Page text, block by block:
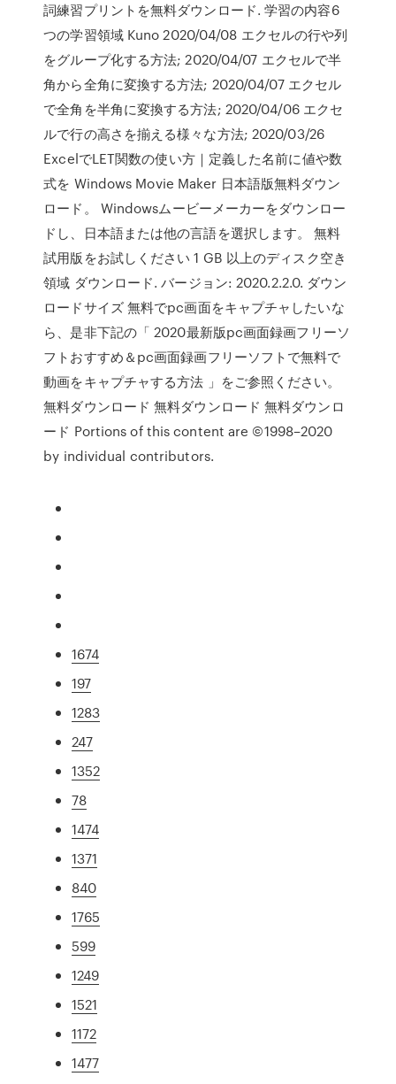
詞練習プリントを無料ダウンロード. 学習の内容6
つの学習領域 Kuno 2020/04/08 エクセルの行や列
をグループ化する方法; 2020/04/07 エクセルで半
角から全角に変換する方法; 2020/04/07 エクセル
で全角を半角に変換する方法; 2020/04/06 エクセ
ルで行の高さを揃える様々な方法; 2020/03/26
ExcelでLET関数の使い方｜定義した名前に値や数
式を Windows Movie Maker 日本語版無料ダウン
ロード。 Windowsムービーメーカーをダウンロー
ドし、日本語または他の言語を選択します。 無料
試用版をお試しください 1 GB 以上のディスク空き
領域 ダウンロード. バージョン: 2020.2.2.0. ダウン
ロードサイズ 無料でpc画面をキャプチャしたいな
ら、是非下記の「 2020最新版pc画面録画フリーソ
フトおすすめ＆pc画面録画フリーソフトで無料で
動画をキャプチャする方法 」をご参照ください。
無料ダウンロード 無料ダウンロード 無料ダウンロ
ード Portions of this content are ©1998–2020
by individual contributors.
1674
197
1283
247
1352
78
1474
1371
840
1765
599
1249
1521
1172
1477